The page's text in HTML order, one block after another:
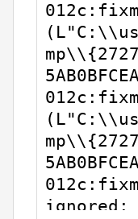
ignored: